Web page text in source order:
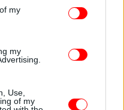
my
my
Use,
of my